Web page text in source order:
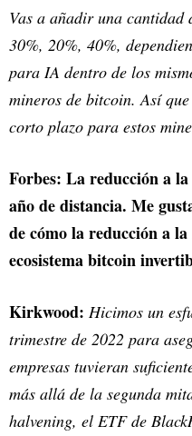
Vas a añadir una cantidad
30%, 20%, 40%,
para IA dentro de los
mineros de bitcoin. Así
corto plazo para estos
Forbes: La reducción a
año de distancia. Me
de cómo la reducción a
ecosistema bitcoin
Kirkwood: Hicimos un
trimestre de 2022 para
empresas tuvieran
más allá de la segunda
halvening, el ETF de